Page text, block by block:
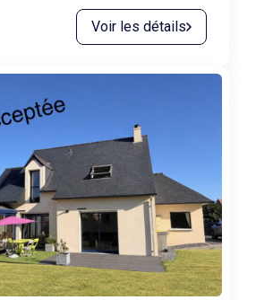
Voir les détails